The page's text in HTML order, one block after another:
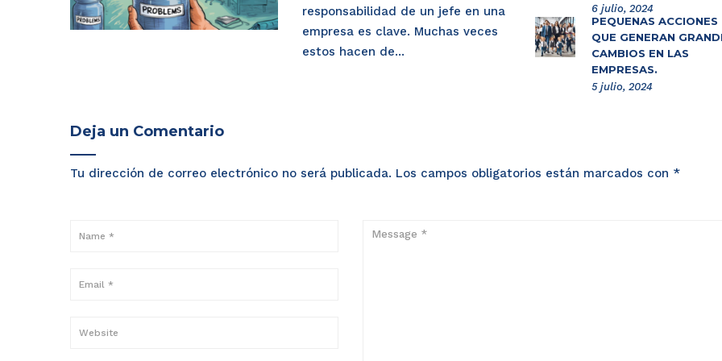
responsabilidad de un jefe en una
empresa es clave. Muchas veces
estos hacen de...
6 julio, 2024
PEQUEÑAS ACCIONES
QUE GENERAN
CAMBIOS EN LAS
EMPRESAS.
5 julio, 2024
Deja un Comentario
Tu dirección de correo electrónico no será publicada. Los campos obligatorios están marcados con *